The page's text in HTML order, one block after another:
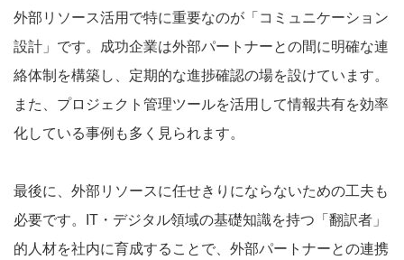
外部リソース活用で特に重要なのが「コミュニケーション
設計」です。成功企業は外部パートナーとの間に明確な連
絡体制を構築し、定期的な進捗確認の場を設けています。
また、プロジェクト管理ツールを活用して情報共有を効率
化している事例も多く見られます。
最後に、外部リソースに任せきりにならないための工夫も
必要です。IT・デジタル領域の基礎知識を持つ「翻訳者」
的人材を社内に育成することで、外部パートナーとの連携